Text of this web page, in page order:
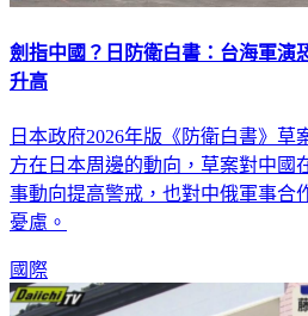
劍指中國？日防衛白書：台海軍
升高
日本政府2026年版《防衛白書》草
方在日本周邊的動向，草案對中國
事動向提高警戒，也對中俄軍事合
憂慮。
國際